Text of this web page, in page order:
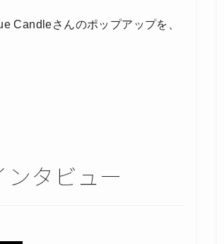
Candleさんのポップアップを、
タビュー